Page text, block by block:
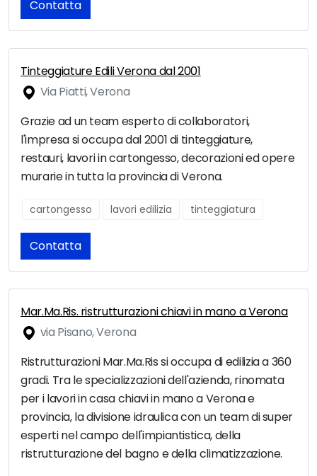
Contatta
Tinteggiature Edili Verona dal 2001
Via Piatti, Verona
Grazie ad un team esperto di collaboratori,
l'impresa si occupa dal 2001 di tinteggiature,
restauri, lavori in cartongesso, decorazioni ed opere
murarie in tutta la provincia di Verona.
cartongesso lavori edilizia tinteggiatura
Contatta
Mar.Ma.Ris. ristrutturazioni chiavi in mano a Verona
via Pisano, Verona
Ristrutturazioni Mar.Ma.Ris si occupa di edilizia a 360
gradi. Tra le specializzazioni dell'azienda, rinomata
per i lavori in casa chiavi in mano a Verona e
provincia, la divisione idraulica con un team di super
esperti nel campo dell'impiantistica, della
ristrutturazione del bagno e della climatizzazione.